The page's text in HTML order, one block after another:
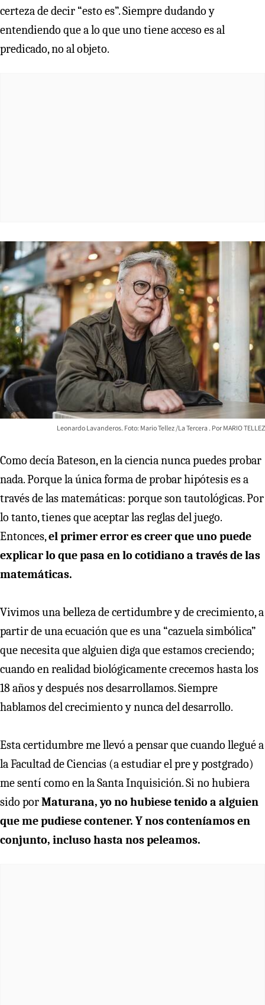
certeza de decir “esto es”. Siempre dudando y
entendiendo que a lo que uno tiene acceso es al
predicado, no al objeto.
Leonardo Lavanderos. Foto: Mario Tellez /La Tercera MARIO TELLEZ
Como decía Bateson, en la ciencia nunca puedes probar
nada. Porque la única forma de probar hipótesis es a
través de las matemáticas: porque son tautológicas. Por
lo tanto, tienes que aceptar las reglas del juego.
Entonces,el primer error es creer que uno puede
explicar lo que pasa en lo cotidiano a través de las
matemáticas.
Vivimos una belleza de certidumbre y de crecimiento, a
partir de una ecuación que es una “cazuela simbólica”
que necesita que alguien diga que estamos creciendo;
cuando en realidad biológicamente crecemos hasta los
18 años y después nos desarrollamos. Siempre
hablamos del crecimiento y nunca del desarrollo.
Esta certidumbre me llevó a pensar que cuando llegué a
la Facultad de Ciencias (a estudiar el pre y postgrado)
me sentí como en la Santa Inquisición. Si no hubiera
sido porMaturana, yo no hubiese tenido a alguien
que me pudiese contener. Y nos conteníamos en
conjunto, incluso hasta nos peleamos.